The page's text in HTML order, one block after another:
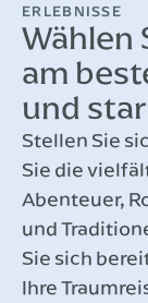
ERLEBNISSE
Wählen
am
und
Stellen Sie
Sie die
Abenteuer,
und
Sie sich
Ihre